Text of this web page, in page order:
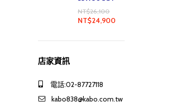
NT$26,100
NT$24,900
店家資訊
電話:02-87727118
kabo838@kabo.com.tw